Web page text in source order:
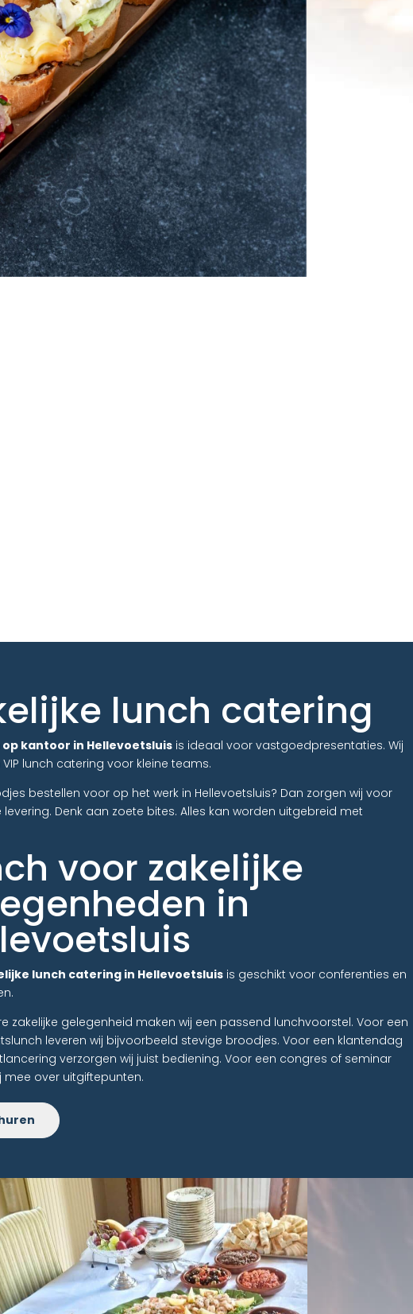
lunch catering
op kantoor in Hellevoetsluis is ideaal voor vastgoedpresentaties. Wij
lunch catering voor kleine teams.
bestellen voor op het werk in Hellevoetsluis? Dan zorgen wij voor
levering. Denk aan zoete bites. Alles kan worden uitgebreid met
voor zakelijke
in
lunch catering in Hellevoetsluis is geschikt voor conferenties en
zakelijke gelegenheid maken wij een passend lunchvoorstel. Voor een
leveren wij bijvoorbeeld stevige broodjes. Voor een klantendag
verzorgen wij juist bediening. Voor een congres of seminar
mee over uitgiftepunten.